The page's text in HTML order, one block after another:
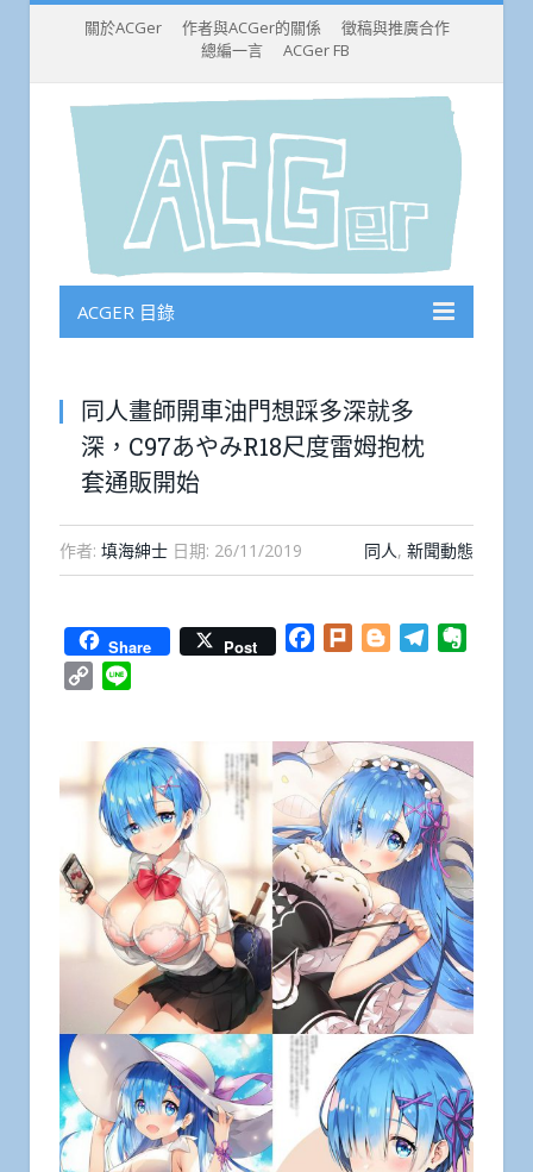
關於ACGer 作者與ACGer的關係
徵稿與推廣合作
總編一言
ACGer FB
ACGER 目錄
同人畫師開車油門想踩多深就多
深，C97あやみR18尺度雷姆抱枕
套通販開始
作者: 填海紳士 日期: 26/11/2019 同人, 新聞動態
Share Post Facebook
Plurk BloggerTelegram
Copy